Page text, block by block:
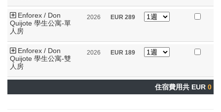
Enforex / Don
Quijote 學生公寓-單
人房
2026 EUR 289
Enforex / Don
Quijote 學生公寓-雙
人房
2026 EUR 189
住宿費用共 EUR 0